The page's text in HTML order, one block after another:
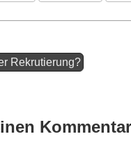
Rekrutierung?
Kommentar